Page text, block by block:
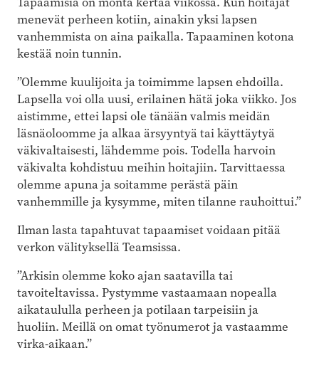
menevät perheen kotiin, ainakin yksi lapsen
vanhemmista on aina paikalla. Tapaaminen kotona
kestää noin tunnin.
”Olemme kuulijoita ja toimimme lapsen ehdoilla.
Lapsella voi olla uusi, erilainen hätä joka viikko. Jos
aistimme, ettei lapsi ole tänään valmis meidän
läsnäoloomme ja alkaa ärsyyntyä tai käyttäytyä
väkivaltaisesti, lähdemme pois. Todella harvoin
väkivalta kohdistuu meihin hoitajiin. Tarvittaessa
olemme apuna ja soitamme perästä päin
vanhemmille ja kysymme, miten tilanne rauhoittui.”
Ilman lasta tapahtuvat tapaamiset voidaan pitää
verkon välityksellä Teamsissa.
”Arkisin olemme koko ajan saatavilla tai
tavoiteltavissa. Pystymme vastaamaan nopealla
aikataululla perheen ja potilaan tarpeisiin ja
huoliin. Meillä on omat työnumerot ja vastaamme
virka-aikaan.”